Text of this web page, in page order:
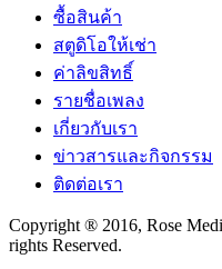
ซื้อสินค้า
สตูดิโอให้เช่า
ค่าลิขสิทธิ์
รายชื่อเพลง
เกี่ยวกับเรา
ข่าวสารและกิจกรรม
ติดต่อเรา
Copyright ® 2016, Rose
rights Reserved.